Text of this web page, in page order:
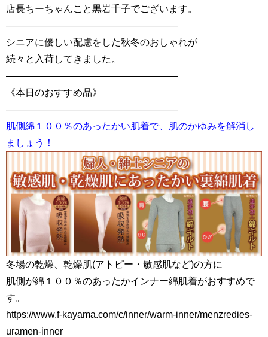
店長ちーちゃんこと黒岩千子でございます。
——————————————————
シニアに優しい配慮をした秋冬のおしゃれが
続々と入荷してきました。
——————————————————
《本日のおすすめ品》
——————————————————
肌側綿１００％のあったかい肌着で、肌のかゆみを解消し
ましょう！
冬場の乾燥、乾燥肌(アトピー・敏感肌など)の方に
肌側が綿１００％のあったかインナー綿肌着がおすすめで
す。
https://www.f-kayama.com/c/inner/warm-inner/menzredies-
uramen-inner